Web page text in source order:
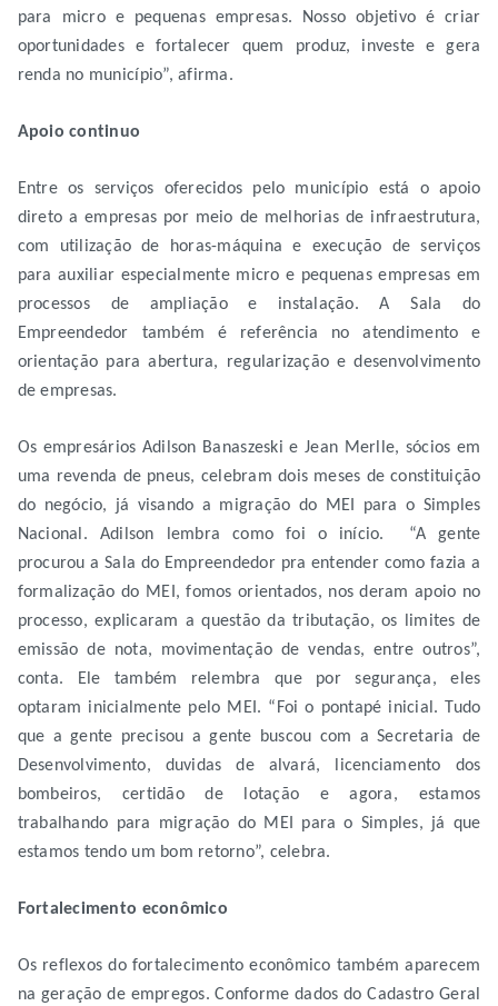
para micro e pequenas empresas. Nosso objetivo é criar
oportunidades e fortalecer quem produz, investe e gera
renda no município”, afirma.
Apoio continuo
Entre os serviços oferecidos pelo município está o apoio
direto a empresas por meio de melhorias de infraestrutura,
com utilização de horas-máquina e execução de serviços
para auxiliar especialmente micro e pequenas empresas em
processos de ampliação e instalação. A Sala do
Empreendedor também é referência no atendimento e
orientação para abertura, regularização e desenvolvimento
de empresas.
Os empresários Adilson Banaszeski e Jean Merlle, sócios em
uma revenda de pneus, celebram dois meses de constituição
do negócio, já visando a migração do MEI para o Simples
Nacional. Adilson lembra como foi o início. “A gente
procurou a Sala do Empreendedor pra entender como fazia a
formalização do MEI, fomos orientados, nos deram apoio no
processo, explicaram a questão da tributação, os limites de
emissão de nota, movimentação de vendas, entre outros”,
conta. Ele também relembra que por segurança, eles
optaram inicialmente pelo MEI. “Foi o pontapé inicial. Tudo
que a gente precisou a gente buscou com a Secretaria de
Desenvolvimento, duvidas de alvará, licenciamento dos
bombeiros, certidão de lotação e agora, estamos
trabalhando para migração do MEI para o Simples, já que
estamos tendo um bom retorno”, celebra.
Fortalecimento econômico
Os reflexos do fortalecimento econômico também aparecem
na geração de empregos. Conforme dados do Cadastro Geral